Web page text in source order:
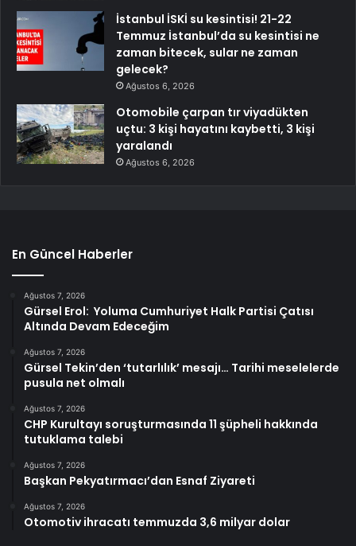
İstanbul İSKİ su kesintisi! 21-22
Temmuz İstanbul’da su kesintisi ne
zaman bitecek, sular ne zaman
gelecek?
Ağustos 6, 2026
Otomobile çarpan tır viyadükten
uçtu: 3 kişi hayatını kaybetti, 3 kişi
yaralandı
Ağustos 6, 2026
En Güncel Haberler
Ağustos 7, 2026
Gürsel Erol: Yoluma Cumhuriyet Halk Partisi Çatısı
Altında Devam Edeceğim
Ağustos 7, 2026
Gürsel Tekin’den ‘tutarlılık’ mesajı… Tarihi meselelerde
pusula net olmalı
Ağustos 7, 2026
CHP Kurultayı soruşturmasında 11 şüpheli hakkında
tutuklama talebi
Ağustos 7, 2026
Başkan Pekyatırmacı’dan Esnaf Ziyareti
Ağustos 7, 2026
Otomotiv ihracatı temmuzda 3,6 milyar dolar